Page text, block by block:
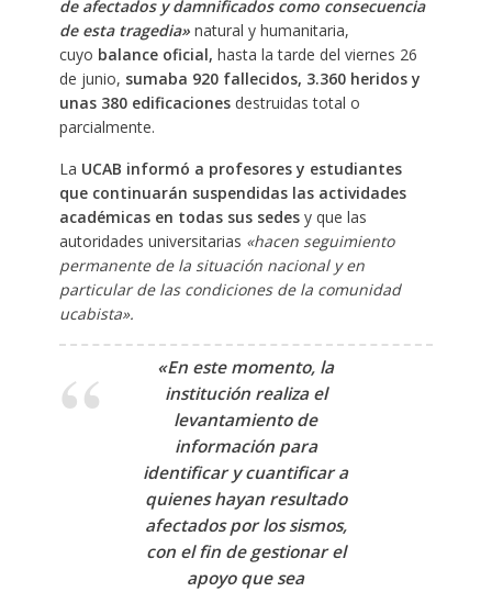
de afectados y damnificados como consecuencia
de esta tragedia» natural y humanitaria,
cuyo balance oficial, hasta la tarde del viernes 26
de junio, sumaba 920 fallecidos, 3.360 heridos y
unas 380 edificacionesdestruidas total o
parcialmente.
La UCAB informó a profesores y estudiantes
que continuarán suspendidas las actividades
académicas en todas sus sedesy que las
autoridades universitarias «hacen seguimiento
permanente de la situación nacional y en
particular de las condiciones de la comunidad
ucabista».
«En este momento, la
institución realiza el
levantamiento de
información para
identificar y cuantificar a
quienes hayan resultado
afectados por los sismos,
con el fin de gestionar el
apoyo que sea